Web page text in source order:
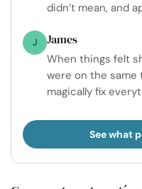
didn’t mean, and
J James
When things felt
were on the same
magically fix
See what